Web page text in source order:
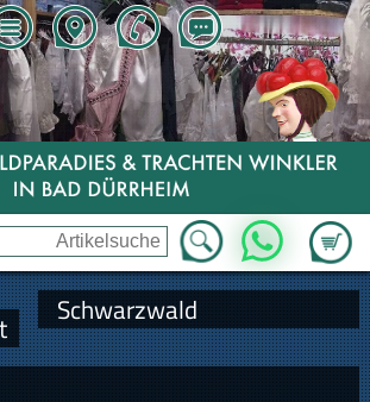
Zum
WhatsApp
Schwarzwald